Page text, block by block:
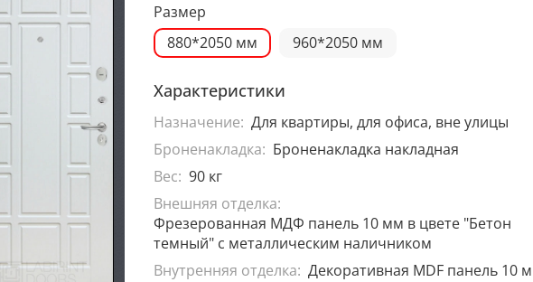
Размер
880*2050 мм
960*2050 мм
Характеристики
Назначение: Для квартиры, для офиса, вне улицы
Броненакладка: Броненакладка накладная
Вес: 90 кг
Внешняя отделка:
Фрезерованная МДФ панель 10 мм в цвете "Бетон
темный" с металлическим наличником
Внутренняя отделка: Декоративная MDF панель 10